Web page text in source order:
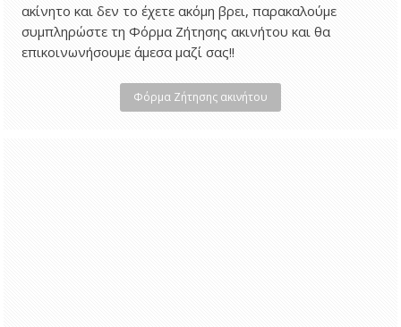
ακίνητο και δεν το έχετε ακόμη βρει, παρακαλούμε
συμπληρώστε τη Φόρμα Ζήτησης ακινήτου και θα
επικοινωνήσουμε άμεσα μαζί σας!!
Φόρμα Ζήτησης ακινήτου